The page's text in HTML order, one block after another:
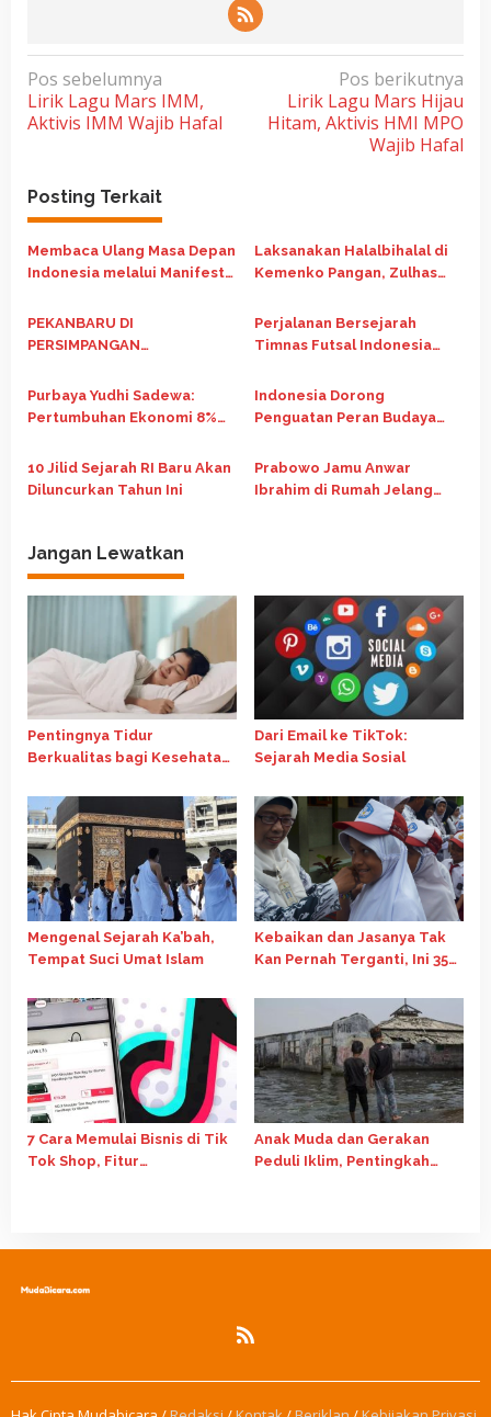
N
a
v
g
a
s
p
o
s
Pos sebelumnya
Lirik Lagu Mars IMM,
Aktivis IMM Wajib Hafal
Pos berikutnya
Lirik Lagu Mars Hijau
Hitam, Aktivis HMI MPO
Wajib Hafal
Posting Terkait
Membaca Ulang Masa Depan
Indonesia melalui Manifesto
Laksanakan Halalbihalal di
Kemenko Pangan, Zulhas
Jaga Ketahanan Pangan
PEKANBARU DI
PERSIMPANGAN
Kelola Perkotaan,
Ketimpangan Sosial, dan
Perjalanan Bersejarah
Timnas Futsal Indonesia
Futsal 2026
Purbaya Yudhi Sadewa:
Pertumbuhan Ekonomi 8%
Kelas Jadi Negara Maju
Indonesia Dorong
Penguatan Peran Budaya
di Forum G20 Afrika Selatan
10 Jilid Sejarah RI Baru Akan
Diluncurkan Tahun Ini
Prabowo Jamu Anwar
Ibrahim di Rumah Jelang
Jangan Lewatkan
Pentingnya Tidur
Berkualitas bagi Kesehatan
Dari Email ke TikTok:
Sejarah Media Sosial
Mengenal Sejarah Ka’bah,
Tempat Suci Umat Islam
Kebaikan dan Jasanya Tak
Kan Pernah Terganti, Ini 35
Nasional 2024
7 Cara Memulai Bisnis di Tik
Tok Shop, Fitur
Anak Muda dan Gerakan
Peduli Iklim, Pentingkah